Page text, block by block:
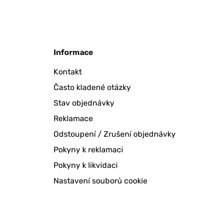
Informace
Kontakt
Často kladené otázky
Stav objednávky
Reklamace
Odstoupení / Zrušení objednávky
Pokyny k reklamaci
Pokyny k likvidaci
Nastavení souborů cookie